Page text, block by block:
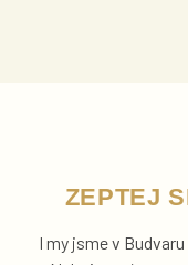
ZEPTEJ
I my jsme v